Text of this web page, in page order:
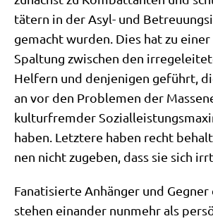
tä­tern in der Asyl- und
gemacht wur­den. Dies hat zu
Spal­tung zwi­schen den
Hel­fern und den­je­ni­gen geführt,
an vor den Pro­ble­men der
kul­tur­frem­der
haben. Letz­te­re haben recht
nen nicht zuge­ben, dass sie sich
Fana­ti­sier­te Anhän­ger und
ste­hen ein­an­der nun­mehr als